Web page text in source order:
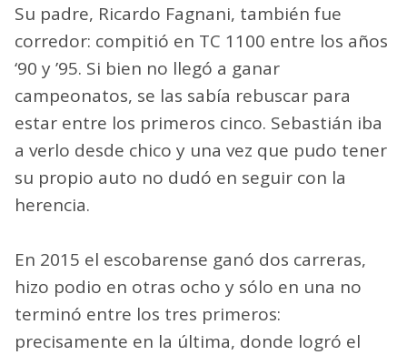
Su padre, Ricardo Fagnani, también fue
corredor: compitió en TC 1100 entre los años
‘90 y ’95. Si bien no llegó a ganar
campeonatos, se las sabía rebuscar para
estar entre los primeros cinco. Sebastián iba
a verlo desde chico y una vez que pudo tener
su propio auto no dudó en seguir con la
herencia.
En 2015 el escobarense ganó dos carreras,
hizo podio en otras ocho y sólo en una no
terminó entre los tres primeros:
precisamente en la última, donde logró el